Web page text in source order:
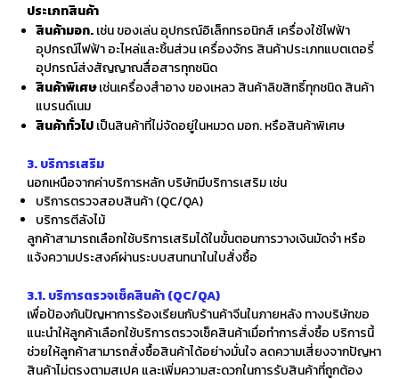
ประเภทสินค้า
สินค้ามอก.เช่น ของเล่น อุปกรณ์อิเล็กทรอนิกส์ เครื่องใช้ไฟฟ้า
อุปกรณ์ไฟฟ้า อะไหล่และชิ้นส่วน เครื่องจักร สินค้าประเภทแบตเตอรี่
อุปกรณ์ส่งสัญญาณสื่อสารทุกชนิด
สินค้าพิเศษเช่นเครื่องสำอาง ของเหลว สินค้าลิขสิทธิ์ทุกชนิด สินค้า
แบรนด์เนม
สินค้าทั่วไปเป็นสินค้าที่ไม่จัดอยู่ในหมวด มอก. หรือสินค้าพิเศษ
3. บริการเสริม
นอกเหนือจากค่าบริการหลัก บริษัทมีบริการเสริม เช่น
บริการตรวจสอบสินค้า (QC/QA)
บริการตีลังไม้
ลูกค้าสามารถเลือกใช้บริการเสริมได้ในขั้นตอนการวางเงินมัดจำ หรือ
แจ้งความประสงค์ผ่านระบบสนทนาในใบสั่งซื้อ
3.1. บริการตรวจเช็คสินค้า (QC/QA)
เพื่อป้องกันปัญหาการร้องเรียนกับร้านค้าจีนในภายหลัง ทางบริษัทขอ
แนะนำให้ลูกค้าเลือกใช้บริการตรวจเช็คสินค้าเมื่อทำการสั่งซื้อ บริการนี้
ช่วยให้ลูกค้าสามารถสั่งซื้อสินค้าได้อย่างมั่นใจ ลดความเสี่ยงจากปัญหา
สินค้าไม่ตรงตามสเปค และเพิ่มความสะดวกในการรับสินค้าที่ถูกต้อง